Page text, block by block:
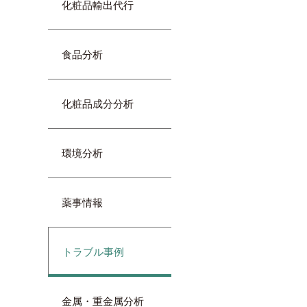
化粧品輸出代行
食品分析
化粧品成分分析
環境分析
薬事情報
トラブル事例
金属・重金属分析